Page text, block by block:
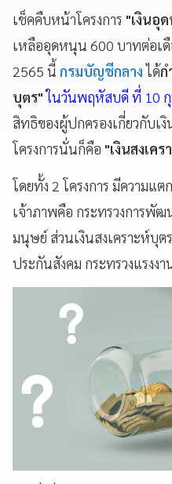
เช็คคืบหน้าโครงการ "เงินอุ
เหลืออุดหนุน 600 บาทต่อเ
2565 นี้ กรมบัญชีกลางได้ก
บุตร"ในวันพฤหัสบดี ที่ 10
สิทธิของผู้ปกครองเกี่ยวกับเ
โครงการนั่นก็คือ "เงินสงเค
โดยทั้ง 2 โครงการ มีความแ
เจ้าภาพคือ กระทรวงการพั
มนุษย์ ส่วนเงินสงเคราะห์บุ
ประกันสังคม กระทรวงแรงง